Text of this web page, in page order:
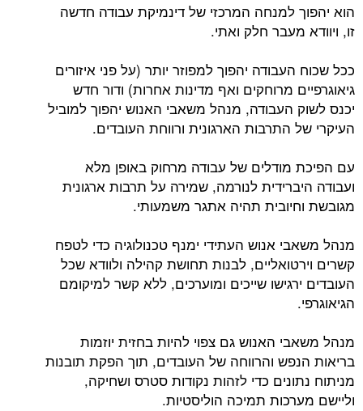
הוא יהפוך למנחה המרכזי של דינמיקת עבודה חדשה
זו, ויוודא מעבר חלק ואתי.
ככל שכוח העבודה יהפוך למפוזר יותר (על פני איזורים
גיאוגרפיים מרוחקים ואף מדינות אחרות) ודור חדש
יכנס לשוק העבודה, מנהל משאבי האנוש יהפוך למוביל
העיקרי של התרבות הארגונית ורווחת העובדים.
עם הפיכת מודלים של עבודה מרחוק באופן מלא
ועבודה היברידית לנורמה, שמירה על תרבות ארגונית
מגובשת וחיובית תהיה אתגר משמעותי.
מנהל משאבי אנוש העתידי ימנף טכנולוגיה כדי לטפח
קשרים וירטואליים, לבנות תחושת קהילה ולוודא שכל
העובדים ירגישו שייכים ומוערכים, ללא קשר למיקומם
הגיאוגרפי.
מנהל משאבי האנוש גם צפוי להיות בחזית יוזמות
בריאות הנפש והרווחה של העובדים, תוך הפקת תובנות
מניתוח נתונים כדי לזהות נקודות סטרס ושחיקה,
וליישם מערכות תמיכה הוליסטיות.